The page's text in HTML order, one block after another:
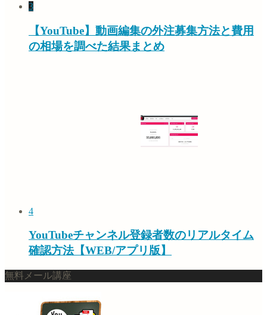
3
【YouTube】動画編集の外注募集方法と費用
の相場を調べた結果まとめ
4
YouTubeチャンネル登録者数のリアルタイム
確認方法【WEB/アプリ版】
無料メール講座